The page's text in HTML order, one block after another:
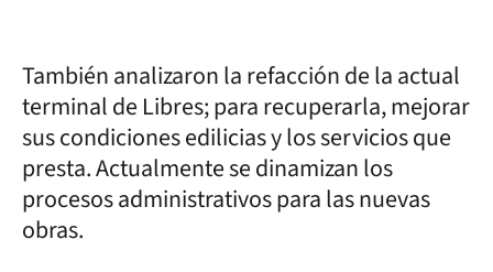
También analizaron la refacción de la actual
terminal de Libres; para recuperarla, mejorar
sus condiciones edilicias y los servicios que
presta. Actualmente se dinamizan los
procesos administrativos para las nuevas
obras.